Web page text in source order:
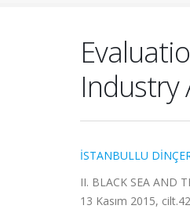
Industry
İSTANBULLU
II. BLACK SEA AND
13 Kasım 2015,